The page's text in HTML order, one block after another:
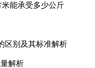
能承受多少公斤
区别及其标准解析
解析